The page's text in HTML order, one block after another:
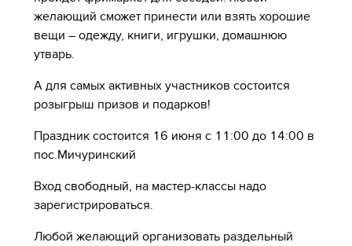
желающий сможет принести или взять хорошие
вещи – одежду, книги, игрушки, домашнюю
утварь.
А для самых активных участников состоится
розыгрыш призов и подарков!
Праздник состоится 16 июня с 11:00 до 14:00 в
пос.Мичуринский
Вход свободный, на мастер-классы надо
зарегистрироваться.
Любой желающий организовать раздельный